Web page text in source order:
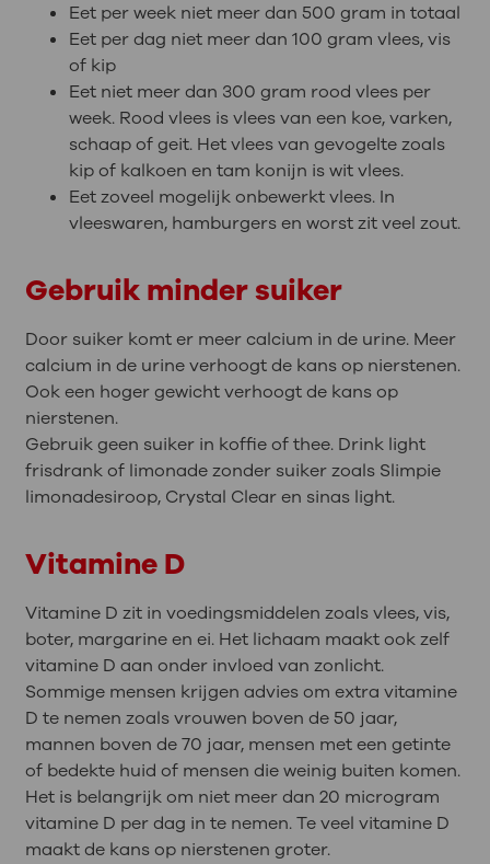
Eet per week niet meer dan 500 gram in totaal
Eet per dag niet meer dan 100 gram vlees, vis
of kip
Eet niet meer dan 300 gram rood vlees per
week. Rood vlees is vlees van een koe, varken,
schaap of geit. Het vlees van gevogelte zoals
kip of kalkoen en tam konijn is wit vlees.
Eet zoveel mogelijk onbewerkt vlees. In
vleeswaren, hamburgers en worst zit veel zout.
Gebruik minder suiker
Door suiker komt er meer calcium in de urine. Meer
calcium in de urine verhoogt de kans op nierstenen.
Ook een hoger gewicht verhoogt de kans op
nierstenen.
Gebruik geen suiker in koffie of thee. Drink light
frisdrank of limonade zonder suiker zoals Slimpie
limonadesiroop, Crystal Clear en sinas light.
Vitamine D
Vitamine D zit in voedingsmiddelen zoals vlees, vis,
boter, margarine en ei. Het lichaam maakt ook zelf
vitamine D aan onder invloed van zonlicht.
Sommige mensen krijgen advies om extra vitamine
D te nemen zoals vrouwen boven de 50 jaar,
mannen boven de 70 jaar, mensen met een getinte
of bedekte huid of mensen die weinig buiten komen.
Het is belangrijk om niet meer dan 20 microgram
vitamine D per dag in te nemen. Te veel vitamine D
maakt de kans op nierstenen groter.